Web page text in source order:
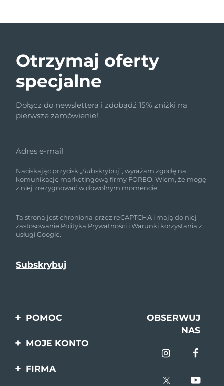
Otrzymaj oferty
specjalne
Dołącz do newslettera i zdobądź 15% zniżki na
pierwsze zamówienie!
Adres e-mail
Naciskając przycisk „Subskrybuj”, wyrażam zgodę na
komunikację marketingową firmy FOREO. Wiem, że mogę
z niej zrezygnować w dowolnym momencie.
Ta strona jest chroniona przez reCAPTCHA i mają do niej
zastosowanie Polityka Prywatności iWarunki korzystania z
usługi Google.
POMOC
Kontakt
OBSERWUJ
NAS
MOJE KONTO
FIRMA